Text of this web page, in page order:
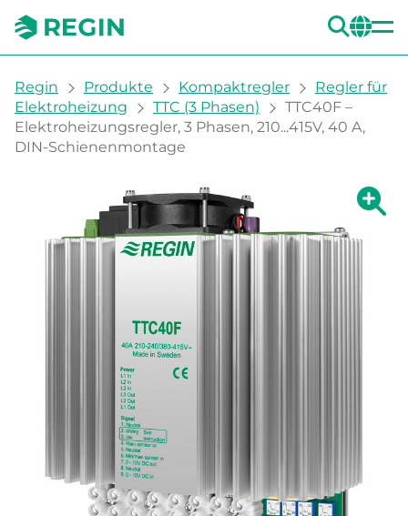
You are here:
Regin Produkte Kompaktregler
Regler für
Elektroheizung
TTC (3 Phasen)
TTC40F –
Elektroheizungsregler, 3 Phasen, 210...415V, 40 A,
DIN-Schienenmontage
Zeige